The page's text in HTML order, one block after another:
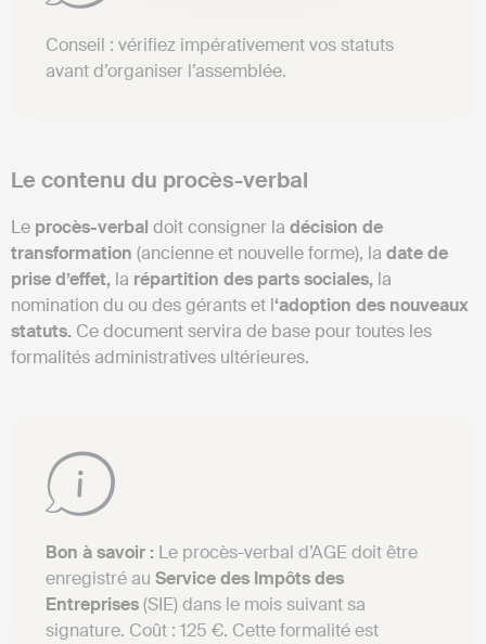
Conseil : vérifiez impérativement vos statuts
avant d’organiser l’assemblée.
Le contenu du procès-verbal
Le procès-verbal doit consigner la décision de
transformation (ancienne et nouvelle forme), la date de
prise d’effet, la répartition des parts sociales, la
nomination du ou des gérants et l‘adoption des nouveaux
statuts. Ce document servira de base pour toutes les
formalités administratives ultérieures.
Bon à savoir : Le procès-verbal d’AGE doit être
enregistré au Service des Impôts des
Entreprises(SIE) dans le mois suivant sa
signature. Coût : 125 €. Cette formalité est